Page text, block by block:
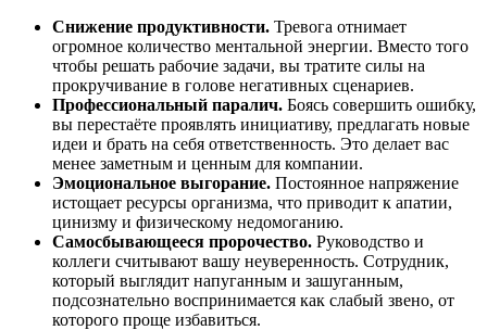
Снижение продуктивности. Тревога отнимает
огромное количество ментальной энергии. Вместо того
чтобы решать рабочие задачи, вы тратите силы на
прокручивание в голове негативных сценариев.
Профессиональный паралич. Боясь совершить ошибку,
вы перестаёте проявлять инициативу, предлагать новые
идеи и брать на себя ответственность. Это делает вас
менее заметным и ценным для компании.
Эмоциональное выгорание. Постоянное напряжение
истощает ресурсы организма, что приводит к апатии,
цинизму и физическому недомоганию.
Самосбывающееся пророчество. Руководство и
коллеги считывают вашу неуверенность. Сотрудник,
который выглядит напуганным и зашуганным,
подсознательно воспринимается как слабый звено, от
которого проще избавиться.